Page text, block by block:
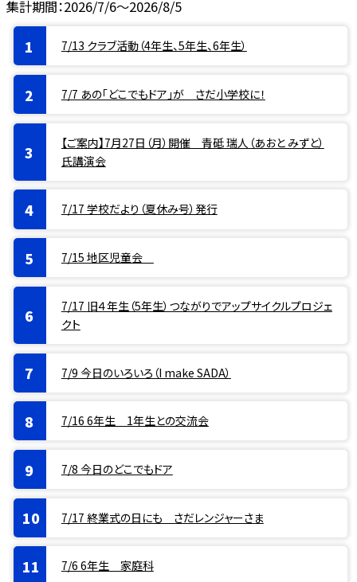
集計期間：2026/7/6～2026/8/5
7/13 クラブ活動（4年生、5年生、6年生）
7/7 あの「どこでもドア」が さだ小学校に！
【ご案内】7月27日（月）開催 青砥 瑞人（あおと みずと）
氏講演会
7/17 学校だより（夏休み号）発行
7/15 地区児童会
7/17 旧４年生（5年生）つながりでアップサイクルプロジェ
クト
7/9 今日のいろいろ（I make SADA）
7/16 6年生 1年生との交流会
7/8 今日のどこでもドア
7/17 終業式の日にも さだレンジャーさま
7/6 6年生 家庭科